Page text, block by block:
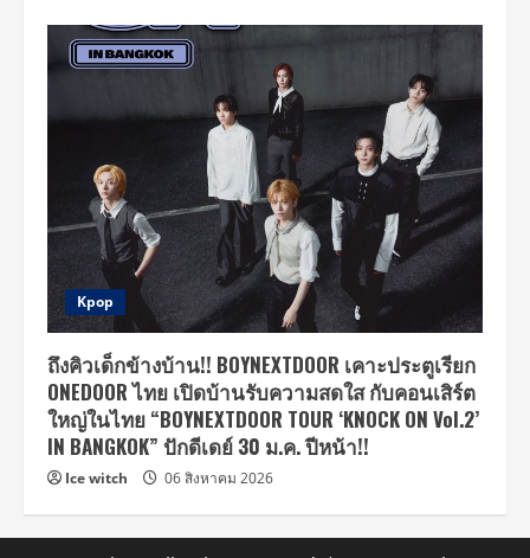
Kpop
ถึงคิวเด็กข้างบ้าน!! BOYNEXTDOOR เคาะประตูเรียก
ONEDOOR ไทย เปิดบ้านรับความสดใส กับคอนเสิร์ต
ใหญ่ในไทย “BOYNEXTDOOR TOUR ‘KNOCK ON Vol.2’
IN BANGKOK” ปักดีเดย์ 30 ม.ค. ปีหน้า!!
Ice witch 06 สิงหาคม 2026